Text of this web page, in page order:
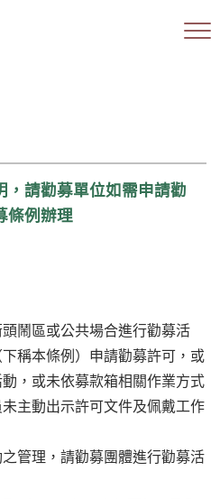
，請勸募單位如需申請勸
條例辦理
鬧區或公共場合進行勸募活
稱本條例）申請勸募許可，或
，或未依募款箱相關作業方式
主動出示許可文件及佩戴工作
管理，請勸募團體進行勸募活